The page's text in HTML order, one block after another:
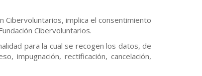
Cibervoluntarios, implica el consentimiento
Cibervoluntarios.
para la cual se recogen los datos, de
impugnación, rectificación, cancelación,